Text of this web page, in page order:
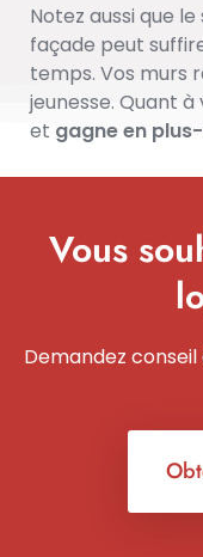
Notez aussi que
façade peut
temps. Vos murs
jeunesse. Quant
et gagne en
Vous
Demandez